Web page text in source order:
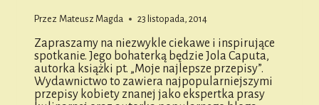
Przez Mateusz Magda 23 listopada, 2014
Zapraszamy na niezwykle ciekawe i inspirujące
spotkanie. Jego bohaterką będzie Jola Caputa,
autorka książki pt. „Moje najlepsze przepisy”.
Wydawnictwo to zawiera najpopularniejszymi
przepisy kobiety znanej jako ekspertka prasy